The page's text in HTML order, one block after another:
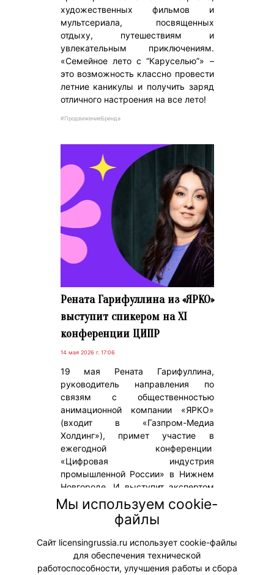
художественных фильмов и
мультсериала, посвященных
отдыху, путешествиям и
увлекательным приключениям.
«Семейное лето с “Каруселью”» –
это возможность классно провести
летние каникулы и получить заряд
отличного настроения на все лето!
#ПродвижениеБренда
Рената Гарифуллина из «ЯРКО»
выступит спикером на XI
конференции ЦИПР
14 мая 2026 г. 17:06
19 мая Рената Гарифуллина,
руководитель направления по
связям с общественностью
анимационной компании «ЯРКО»
(входит в «Газпром-Медиа
Холдинг»), примет участие в
ежегодной конференции
«Цифровая индустрия
промышленной России» в Нижнем
Новгороде. И выступит экспертом
на сессии «Цифровой щит:
эффективные решения для защиты
детей», организованной Альянсом
по защите детей в цифровой среде.
#ПродвижениеБренда
Мы используем cookie-
файлы
Сайт licensingrussia.ru использует cookie-файлы
для обеспечения технической
работоспособности, улучшения работы и сбора